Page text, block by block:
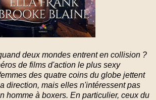
deux mondes entrent en collision ?
de films d'action le plus sexy
des quatre coins du globe jettent
direction, mais elles n'intéressent pas
homme à boxers. En particulier, ceux du